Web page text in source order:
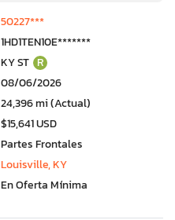
50227***
1HD1TEN10E*******
KY ST R
08/06/2026
24,396 mi (Actual)
$15,641 USD
Partes Frontales
Louisville, KY
En Oferta Mínima